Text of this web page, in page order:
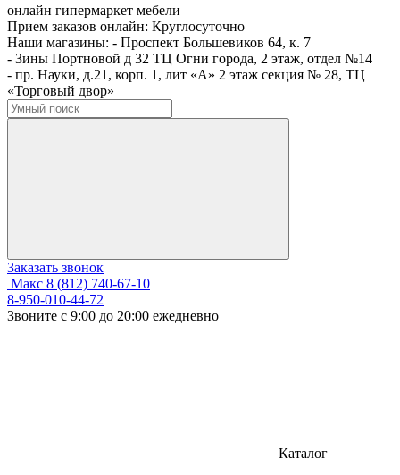
онлайн гипермаркет мебели
Прием заказов онлайн: Круглосуточно
Наши магазины: - Проспект Большевиков 64, к. 7
- Зины Портновой д 32 ТЦ Огни города, 2 этаж, отдел №14
- пр. Науки, д.21, корп. 1, лит «А» 2 этаж секция № 28, ТЦ
«Торговый двор»
Заказать звонок
Макс 8 (812) 740-67-10
8-950-010-44-72
Звоните с 9:00 до 20:00 ежедневно
Каталог